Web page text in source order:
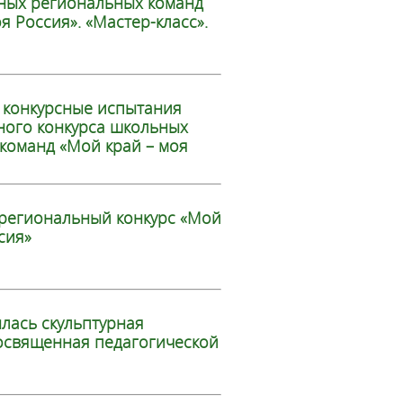
Россия». «Мастер-класс».
испытания
конкурса школьных
«Мой край – моя
конкурс «Мой
скульптурная
педагогической